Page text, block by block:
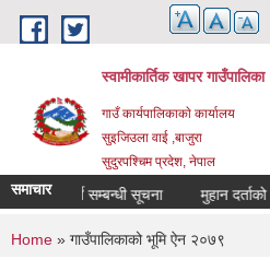
Skip to main content
स्वामीकार्तिक खापर गाउँपालिका
गाउँ कार्यपालिकाकाे कार्यालय
सुइजिउला वाई ,बाजुरा
सुदुरपश्चिम प्रदेश, नेपाल
समाचारगर्ने सम्बन्धी सूचना मुहान दर्ताको
You are here
Home » गाउँपालिकाको भूमि ऐन २०७९